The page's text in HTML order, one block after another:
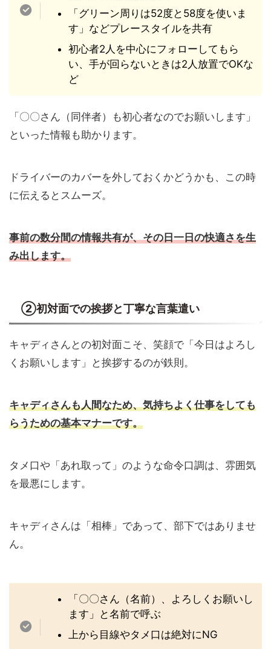
「グリーン周りは52度と58度を使いま
す」などプレースタイルを共有
初心者2人を中心にフォローしてもら
い、手が回らないときは2人放置でOKな
ど
「〇〇さん（同伴者）も初心者なのでお願いします」
といった情報も助かります。
ドライバーのカバーを外しておくかどうかも、この時
に伝えるとスムーズ。
事前の数分間の情報共有が、その日一日の快適さを生
み出します。
②初対面での挨拶と丁寧な言葉遣い
キャディさんとの初対面こそ、笑顔で「今日はよろし
くお願いします」と挨拶するのが鉄則。
キャディさんも人間なため、気持ちよく仕事をしても
らうための基本マナーです。
タメ口や「あれ取って」のような命令口調は、雰囲気
を最悪にします。
キャディさんは「相棒」であって、部下ではありませ
ん。
「〇〇さん（名前）、よろしくお願いし
ます」と名前で呼ぶ
上から目線やタメ口は絶対にNG